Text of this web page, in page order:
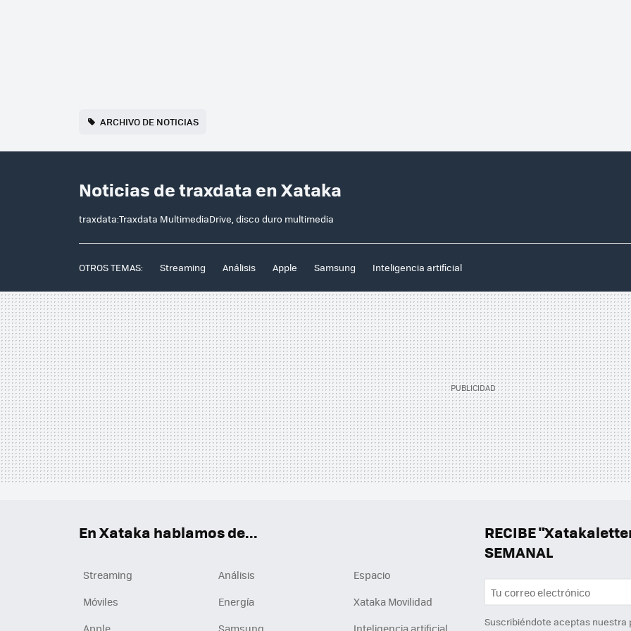
ARCHIVO DE NOTICIAS
Noticias de traxdata en Xataka
traxdata:Traxdata MultimediaDrive, disco duro multimedia
OTROS TEMAS: Streaming Análisis Apple Samsung Inteligencia artificial
RECIBE
SEMANAL
Suscribiéndote aceptas nuestra
En Xataka hablamos de...
Streaming Análisis
Espacio
Móviles
Energía
Xataka Movilidad